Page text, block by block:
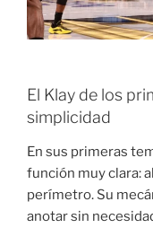
El Klay de los
simplicidad
En sus primeras
función muy clara:
perímetro. Su
anotar sin